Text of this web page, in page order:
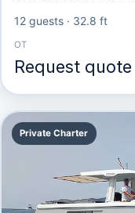
12 guests· 32.8 ft
ОТ
Request quote
Private Charter